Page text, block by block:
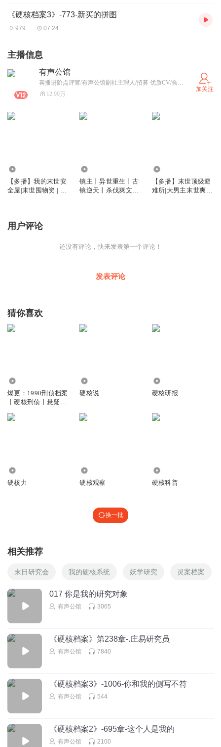
《硬核档案3》-773-新买的拼图
979 07:24
主播信息
有声公馆
喜播进阶点评官/有声公馆剧社主理人/招募 优质CV/合作商务请私聊
12.99万
加关注
【多播】我的末世安
全屋|末世囤物资 | 重
镜主丨异世重生丨古
镜逆天丨杀伐爽文丨
【多播】末世顶级避
难所|大男主末世爽
用户评论
还没有评论，快来发表第一个评论！
发表评论
猜你喜欢
爆更：1990刑侦档案
丨硬核刑侦丨悬疑推
有声剧
硬核说 硬核研报
硬核力 硬核观察 硬核科普
换一批
相关推荐
末日研究会 我的硬核系统 妖学研究 灵案档案
017 你是我的研究对象
有声公馆 3065
《硬核档案》第238章-.庄易研究员
有声公馆 7840
《硬核档案3》-1006-你和我的侧写不符
有声公馆 544
《硬核档案2》-695章-这个人是我的
有声公馆 2100